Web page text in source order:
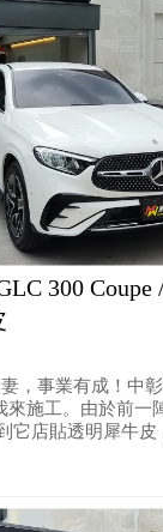
，事業有成！中
來施工。由於前一
它店貼透明犀牛